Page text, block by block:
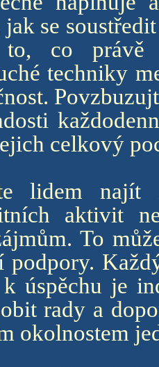
se
to, co právě
techniky
celkový
lidem
aktivit
To
podpory.
úspěchu je
rady a
okolnostem